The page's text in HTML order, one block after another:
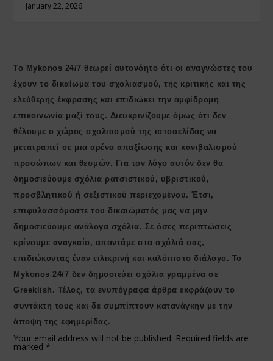
January 22, 2026
Το Mykonos 24/7 θεωρεί αυτονόητο ότι οι αναγνώστες του
έχουν το δικαίωμα του σχολιασμού, της κριτικής και της
ελεύθερης έκφρασης και επιδιώκει την αμφίδρομη
επικοινωνία μαζί τους. Διευκρινίζουμε όμως ότι δεν
θέλουμε ο χώρος σχολιασμού της ιστοσελίδας να
μετατραπεί σε μια αρένα απαξίωσης και κανιβαλισμού
προσώπων και θεσμών. Για τον λόγο αυτόν δεν θα
δημοσιεύουμε σχόλια ρατσιστικού, υβριστικού,
προσβλητικού ή σεξιστικού περιεχομένου. Έτσι,
επιφυλασσόμαστε του δικαιώματός μας να μην
δημοσιεύουμε ανάλογα σχόλια. Σε όσες περιπτώσεις
κρίνουμε αναγκαίο, απαντάμε στα σχόλιά σας,
επιδιώκοντας έναν ειλικρινή και καλόπιστο διάλογο. Το
Μykonos 24/7 δεν δημοσιεύει σχόλια γραμμένα σε
Greeklish. Τέλος, τα ενυπόγραφα άρθρα εκφράζουν το
συντάκτη τους και δε συμπίπτουν κατανάγκην με την
άποψη της εφημερίδας.
Your email address will not be published. Required fields are
marked *